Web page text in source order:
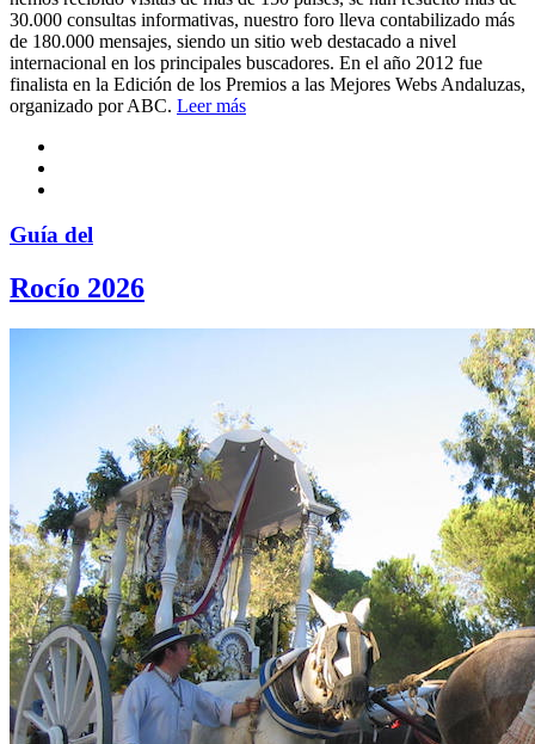
30.000 consultas informativas, nuestro foro lleva contabilizado más
de 180.000 mensajes, siendo un sitio web destacado a nivel
internacional en los principales buscadores. En el año 2012 fue
finalista en la Edición de los Premios a las Mejores Webs Andaluzas,
organizado por ABC. Leer más
Guía del
Rocío 2026